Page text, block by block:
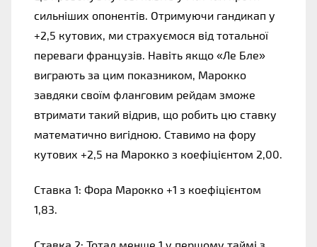
сильніших опонентів. Отримуючи гандикап у
+2,5 кутових, ми страхуємося від тотальної
переваги французів. Навіть якщо «Ле Бле»
виграють за цим показником, Марокко
завдяки своїм фланговим рейдам зможе
втримати такий відрив, що робить цю ставку
математично вигідною. Ставимо на фору
кутових +2,5 на Марокко з коефіцієнтом 2,00.
Ставка 1: Фора Марокко +1 з коефіцієнтом
1,83.